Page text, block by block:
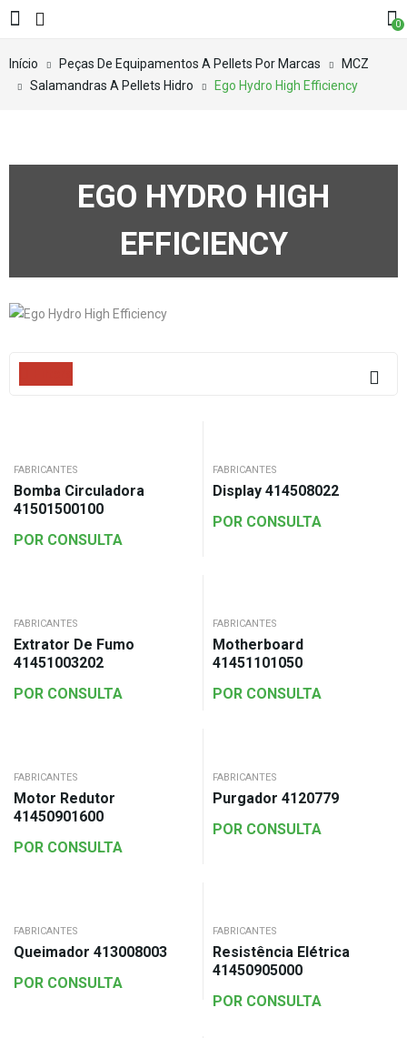
0
Início Peças De Equipamentos A Pellets Por Marcas
MCZ
Salamandras A Pellets Hidro
Ego Hydro High Efficiency
EGO HYDRO HIGH
EFFICIENCY
FABRICANTES
Bomba Circuladora
41501500100
POR CONSULTA
FABRICANTES
Display 414508022
POR CONSULTA
FABRICANTES
Extrator De Fumo
41451003202
POR CONSULTA
FABRICANTES
Motherboard
41451101050
POR CONSULTA
FABRICANTES
Motor Redutor
41450901600
POR CONSULTA
FABRICANTES
Purgador 4120779
POR CONSULTA
FABRICANTES
Queimador 413008003
POR CONSULTA
FABRICANTES
Resistência Elétrica
41450905000
POR CONSULTA